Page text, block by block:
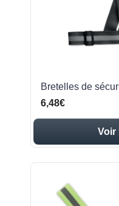
Bretelles de
6,48€
Voir